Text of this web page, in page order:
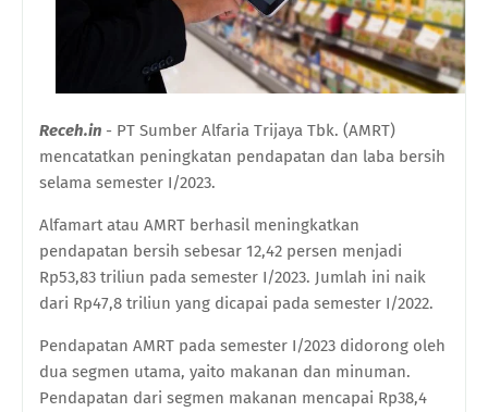
Receh.in - PT Sumber Alfaria Trijaya Tbk. (AMRT)
mencatatkan peningkatan pendapatan dan laba bersih
selama semester I/2023.
Alfamart atau AMRT berhasil meningkatkan
pendapatan bersih sebesar 12,42 persen menjadi
Rp53,83 triliun pada semester I/2023. Jumlah ini naik
dari Rp47,8 triliun yang dicapai pada semester I/2022.
Pendapatan AMRT pada semester I/2023 didorong oleh
dua segmen utama, yaito makanan dan minuman.
Pendapatan dari segmen makanan mencapai Rp38,4